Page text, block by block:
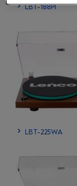
LBT-188PI
LBT-225WA